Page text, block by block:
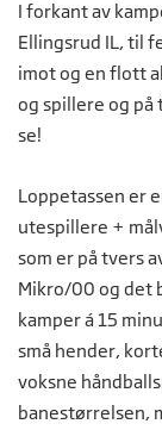
I forkant av
Ellingsrud IL, til
imot og en flott
og spillere og på
se!
Loppetassen er
utespillere +
som er på tvers
Mikro/00 og det
kamper á 15
små hender,
voksne
banestørrelsen,